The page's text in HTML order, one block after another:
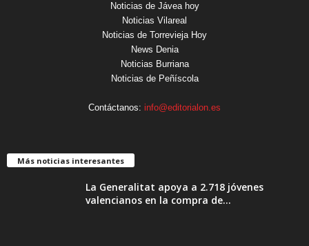
Noticias de Jávea hoy
Noticias Vilareal
Noticias de Torrevieja Hoy
News Denia
Noticias Burriana
Noticias de Peñíscola
Contáctanos: info@editorialon.es
Más noticias interesantes
La Generalitat apoya a 2.718 jóvenes
valencianos en la compra de...